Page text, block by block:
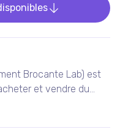
Brocante Lab) est
et vendre du
de seconde main,